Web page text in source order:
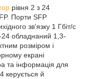
рівня 2 з 24
Порти SFP
зв'язку 1 Гбіт/с
24 обладнаний 1,3-
розміром і
екрані
та інформація для
керується й